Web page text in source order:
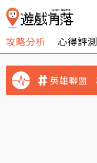
攻略分析 心得評測
英雄聯盟